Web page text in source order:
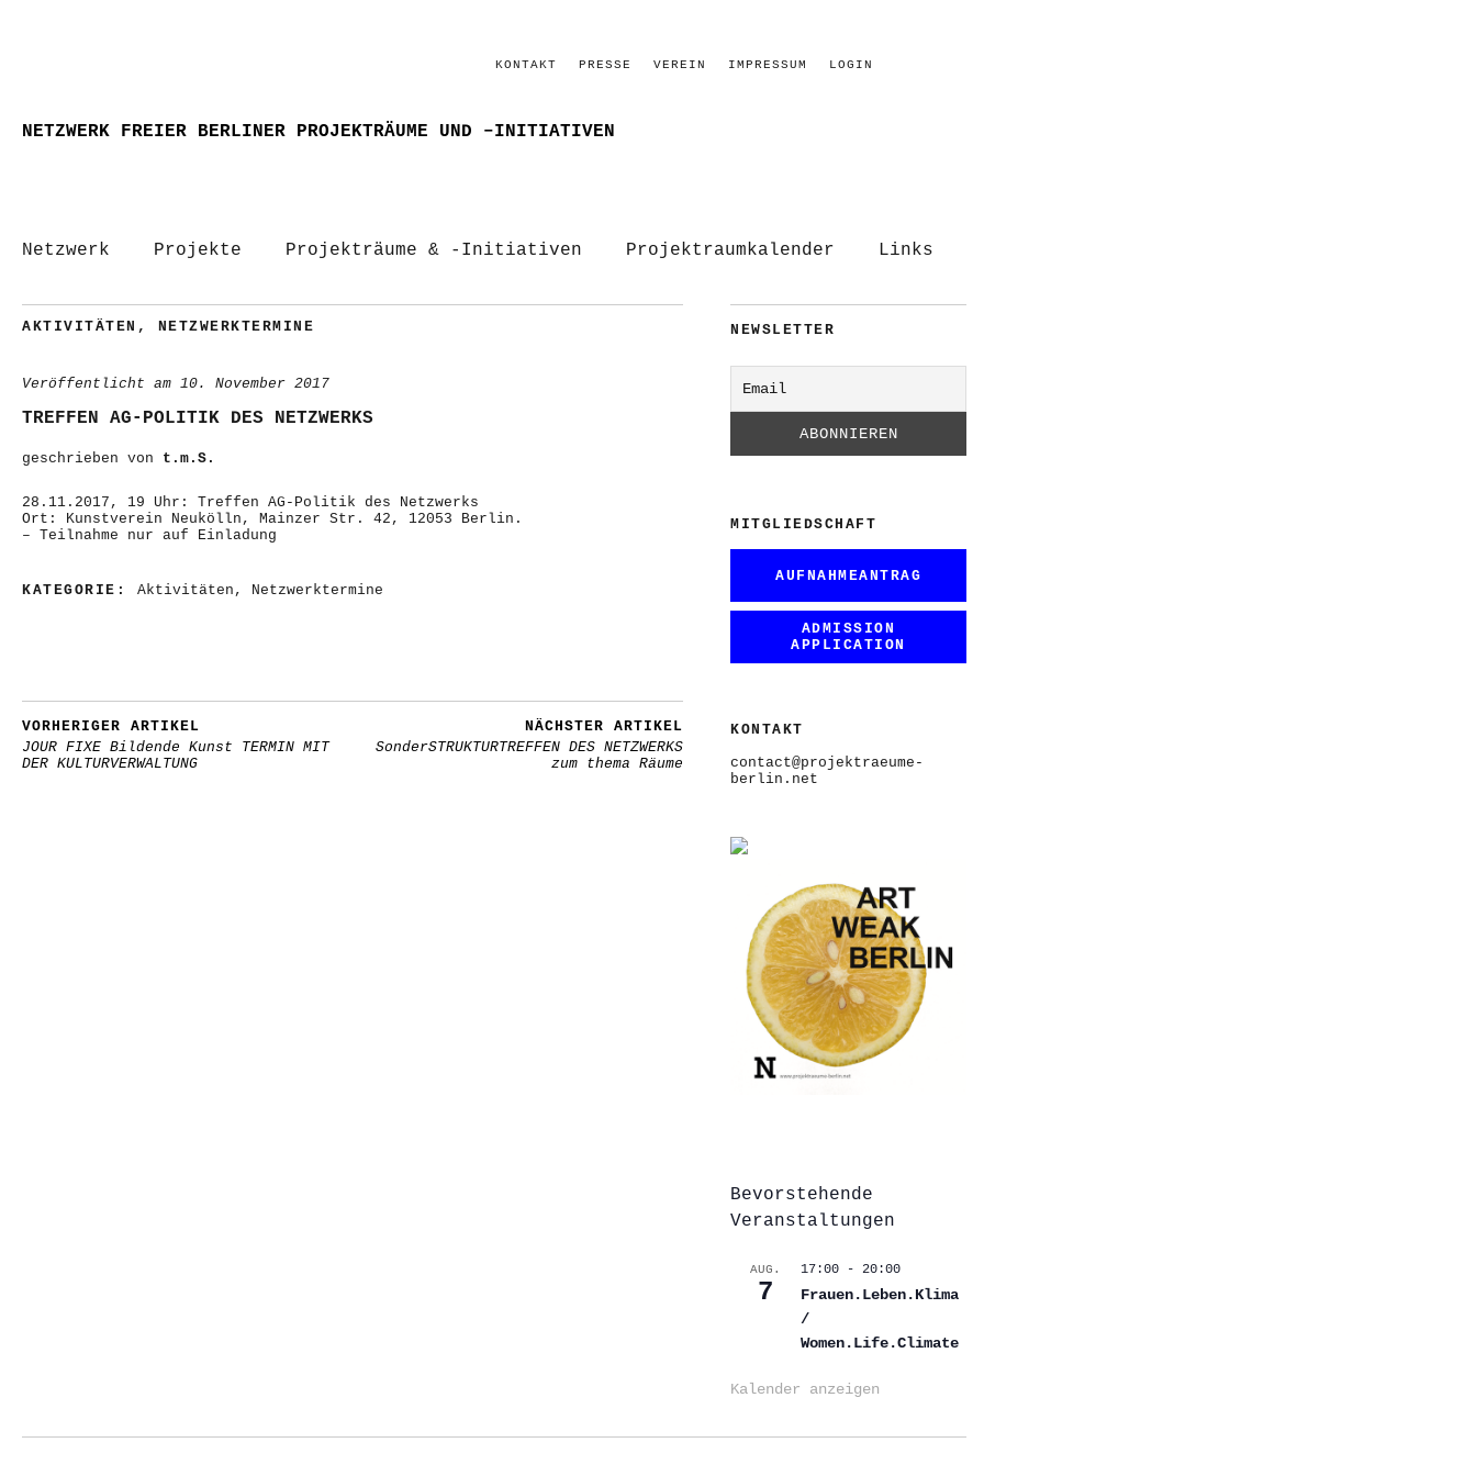
KONTAKT PRESSE VEREIN IMPRESSUM LOGIN
NETZWERK FREIER BERLINER PROJEKTRÄUME UND –INITIATIVEN
Netzwerk Projekte Projekträume & -Initiativen Projektraumkalender Links
AKTIVITÄTEN , NETZWERKTERMINE
Veröffentlicht am 10. November 2017
TREFFEN AG-POLITIK DES NETZWERKS
geschrieben von t.m.S.
28.11.2017, 19 Uhr: Treffen AG-Politik des Netzwerks
Ort: Kunstverein Neukölln, Mainzer Str. 42, 12053 Berlin.
– Teilnahme nur auf Einladung
KATEGORIE: Aktivitäten , Netzwerktermine
VORHERIGER ARTIKEL
JOUR FIXE Bildende Kunst TERMIN MIT
DER KULTURVERWALTUNG
NÄCHSTER ARTIKEL
SonderSTRUKTURTREFFEN DES NETZWERKS
zum thema Räume
NEWSLETTER
MITGLIEDSCHAFT
AUFNAHMEANTRAG
ADMISSION
APPLICATION
KONTAKT
contact@projektraeume-
berlin.net
Bevorstehende
Veranstaltungen
AUG.
7
17:00 - 20:00
Frauen.Leben.Klima
/
Women.Life.Climate
Kalender anzeigen